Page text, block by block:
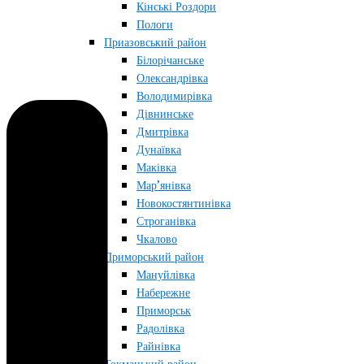
Кінські Роздори
Пологи
Приазовський район
Білорічанське
Олександрівка
Володимирівка
Дівнинське
Дмитрівка
Дунаївка
Маківка
Мар’янівка
Новокостянтинівка
Строганівка
Чкалово
Приморський район
Мануйлівка
Набережне
Приморськ
Радолівка
Райнівка